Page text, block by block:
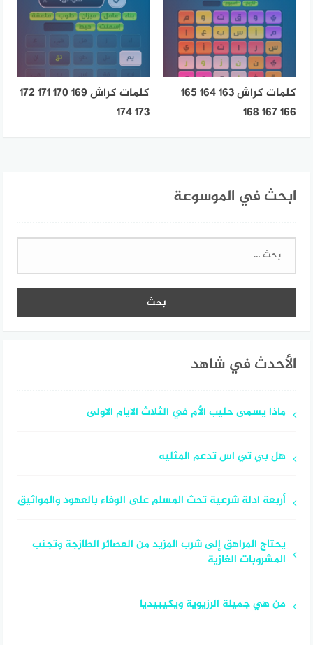
كلمات كراش 163 164 165
166 167 168
كلمات كراش 169 170 171 172
173 174
ابحث في الموسوعة
البحث
الأحدث في شاهد
ماذا يسمى حليب الأم في الثلاث الايام الاولى
هل بي تي اس تدعم المثليه
أربعة ادلة شرعية تحث المسلم على الوفاء بالعهود والمواثيق
يحتاج المراهق إلى شرب المزيد من العصائر الطازجة وتجنب
المشروبات الغازية
من هي جميلة الرزيوية ويكيبيديا